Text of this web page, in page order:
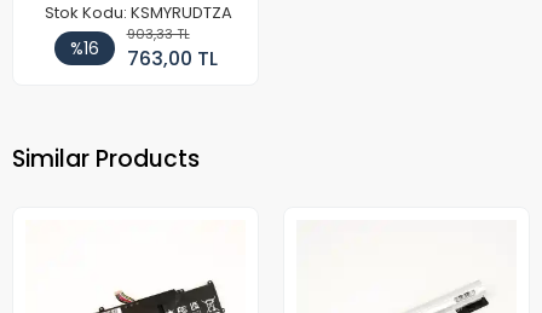
Stok Kodu: KSMYRUDTZA
%16
903,33 TL
763,00 TL
Similar Products